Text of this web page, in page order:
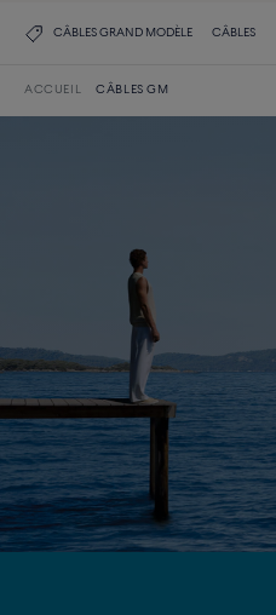
CÂBLES GRAND MODÈLE CÂBLES
ACCUEIL CÂBLES GM